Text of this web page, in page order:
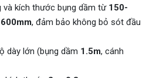
và kích thước bụng dầm từ 150-
, đảm bảo không bỏ sót đầu
dày lớn (bụng dầm 1.5m, cánh